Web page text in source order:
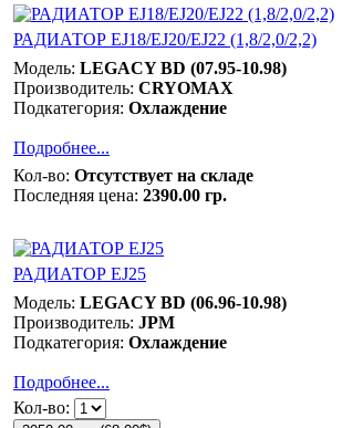
РАДИАТОР EJ18/EJ20/EJ22 (1,8/2,0/2,2)
Модель: LEGACY BD (07.95-10.98)
Производитель: CRYOMAX
Подкатегория: Охлаждение
Подробнее...
Кол-во: Отсутствует на складе
Последняя цена: 2390.00 гр.
РАДИАТОР EJ25
Модель: LEGACY BD (06.96-10.98)
Производитель: JPM
Подкатегория: Охлаждение
Подробнее...
Кол-во: